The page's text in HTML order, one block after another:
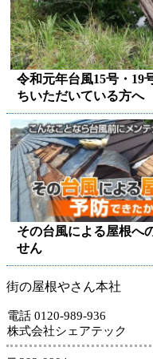
令和元年台風15号・19
ちいただいている方へ
その台風による屋根へ
せん
街の屋根やさん本社
電話 0120-989-936
株式会社シェアテック